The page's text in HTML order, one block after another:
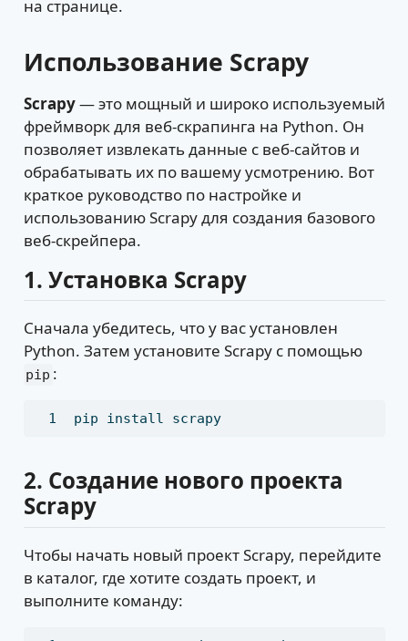
на странице.
Использование Scrapy
Scrapy— это мощный и широко используемый
фреймворк для веб-скрапинга на Python. Он
позволяет извлекать данные с веб-сайтов и
обрабатывать их по вашему усмотрению. Вот
краткое руководство по настройке и
использованию Scrapy для создания базового
веб-скрейпера.
1. Установка Scrapy
Сначала убедитесь, что у вас установлен
Python. Затем установите Scrapy с помощью
pip :
pip install scrapy
2. Создание нового проекта
Scrapy
Чтобы начать новый проект Scrapy, перейдите
в каталог, где хотите создать проект, и
выполните команду: